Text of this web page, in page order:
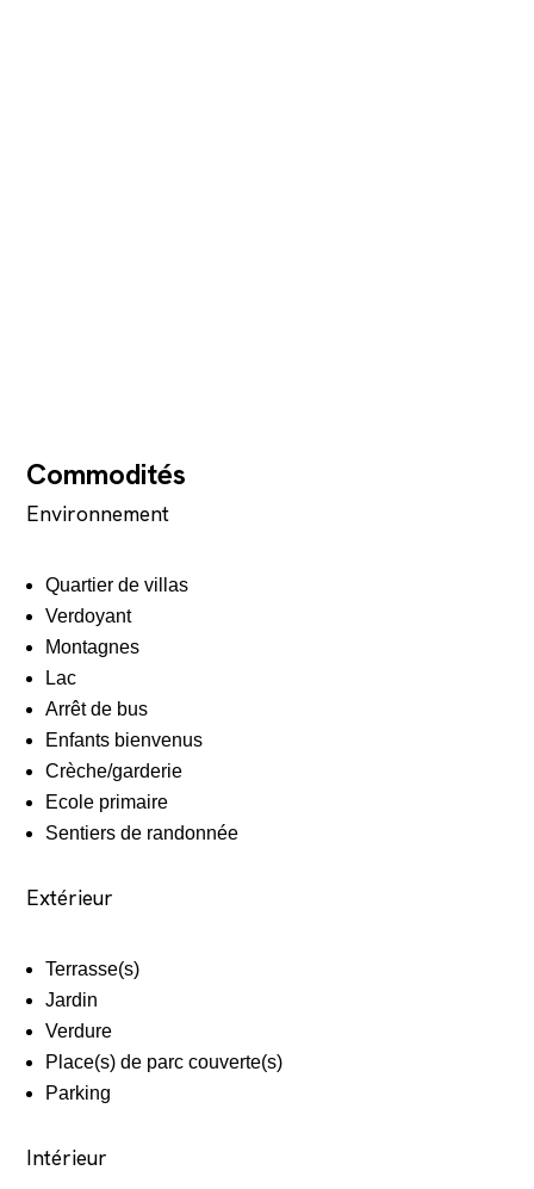
Commodités
Environnement
Quartier de villas
Verdoyant
Montagnes
Lac
Arrêt de bus
Enfants bienvenus
Crèche/garderie
Ecole primaire
Sentiers de randonnée
Extérieur
Terrasse(s)
Jardin
Verdure
Place(s) de parc couverte(s)
Parking
Intérieur